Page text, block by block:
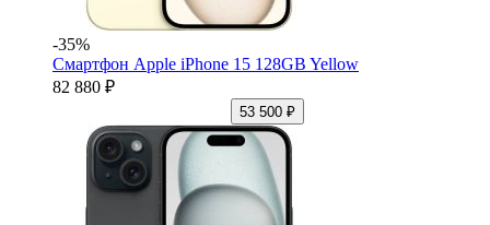
-35%
Смартфон Apple iPhone 15 128GB Yellow
82 880 ₽
53 500 ₽